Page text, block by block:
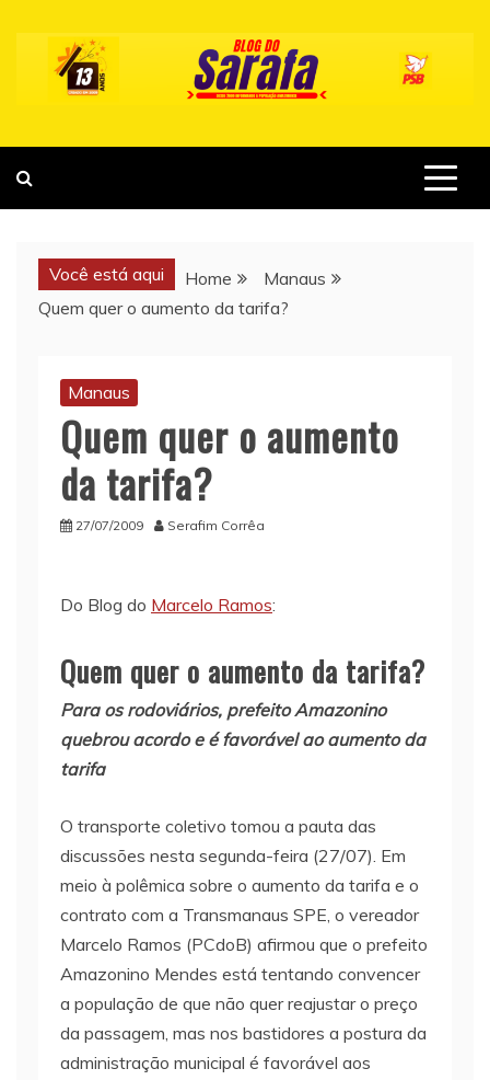
content
Você está aqui Home
Manaus
Quem quer o aumento da tarifa?
Manaus
Quem quer o aumento
da tarifa?
27/07/2009 Serafim Corrêa
Do Blog do Marcelo Ramos:
Quem quer o aumento da tarifa?
Para os rodoviários, prefeito Amazonino
quebrou acordo e é favorável ao aumento da
tarifa
O transporte coletivo tomou a pauta das
discussões nesta segunda-feira (27/07). Em
meio à polêmica sobre o aumento da tarifa e o
contrato com a Transmanaus SPE, o vereador
Marcelo Ramos (PCdoB) afirmou que o prefeito
Amazonino Mendes está tentando convencer
a população de que não quer reajustar o preço
da passagem, mas nos bastidores a postura da
administração municipal é favorável aos